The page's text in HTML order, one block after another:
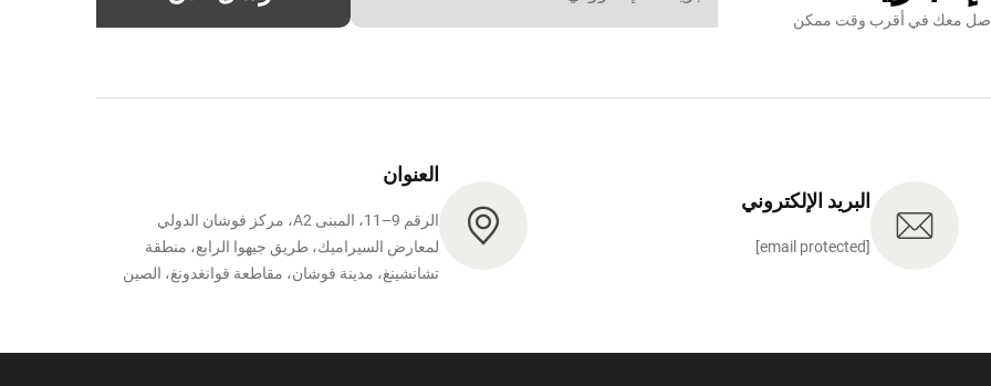
معك في أقرب وقت ممكن
البريد الإلكتروني
[email protected]
العنوان
الرقم 9–11، المبنى A2، مركز فوشان الدولي
لمعارض السيراميك، طريق جيهوا الرابع، منطقة
تشانشينغ، مدينة فوشان، مقاطعة قوانغدونغ، الصين